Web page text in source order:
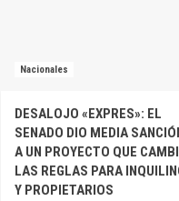
Nacionales
DESALOJO «EXPRES»: EL
SENADO DIO MEDIA
A UN PROYECTO QUE
LAS REGLAS PARA
Y PROPIETARIOS